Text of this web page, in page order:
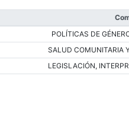
POLÍTICAS DE
SALUD COMUNITARIA
LEGISLACIÓN,